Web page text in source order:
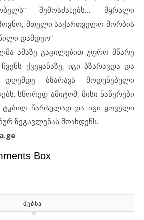
შემოსძახებს… მყრალი
მთელი საქართველო მორბის
დამდეო”
ამაზე გაცილებით უფრო მწარე
ქვეყანაზე, იგი ბზარავდა და
ბზარავს მოდუნებული
სწორედ ამიტომ, მისი ნაწერები
ტკბილ წარსულად და იგი ყოველი
ზეგავლენას მოახდენს.
Box
ᲫᲔᲑᲜᲐ